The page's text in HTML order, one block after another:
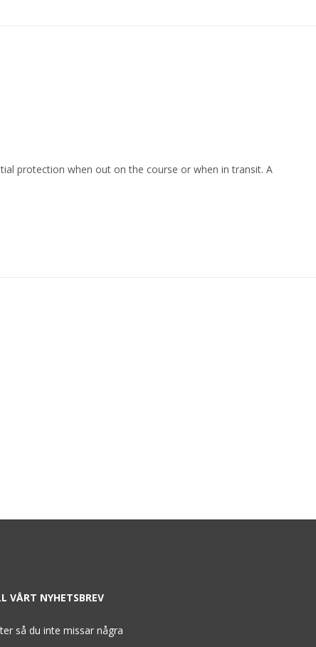
protection when out on the course or when in transit. A
VÅRT NYHETSBREV
så du inte missar några